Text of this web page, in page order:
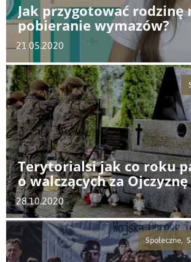
Jak przygotować rodzinę
pobieranie wymazów?
21.05.2020
Terytorialsi jak co roku
o walczących za Ojczyznę
28.10.2020
Społeczne,